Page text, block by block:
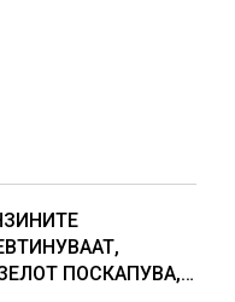
ПОСКАПУВА,